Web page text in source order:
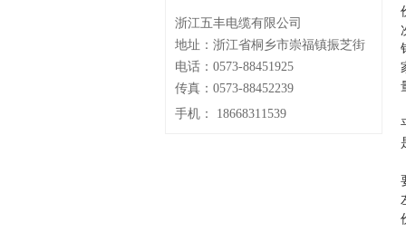
浙江五丰电缆有限公司
地址：浙江省桐乡市崇福镇振芝街
电话：0573-88451925
传真：0573-88452239
手机：
18668311539